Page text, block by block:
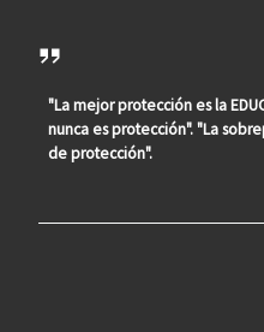
"La mejor protección es la
nunca es protección". "La
de protección".